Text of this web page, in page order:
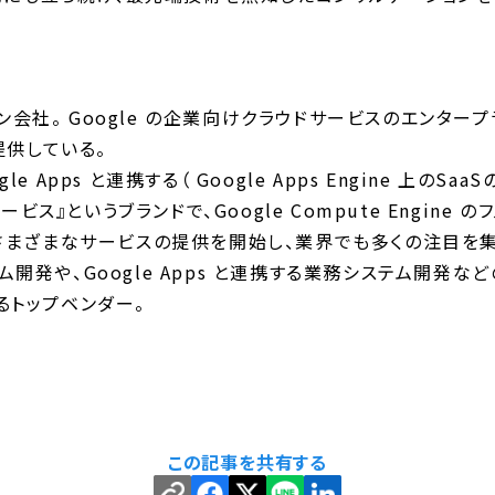
会社。 Google の企業向けクラウドサービスのエンター
している。
Apps と連携する（ Google Apps Engine 上のSaaS
ービス』というブランドで、Google Compute Engine の
なサービスの提供を開始し、業界でも多くの注目を集
発や、Google Apps と連携する業務システム開発など
ップベンダー。
この記事を共有する